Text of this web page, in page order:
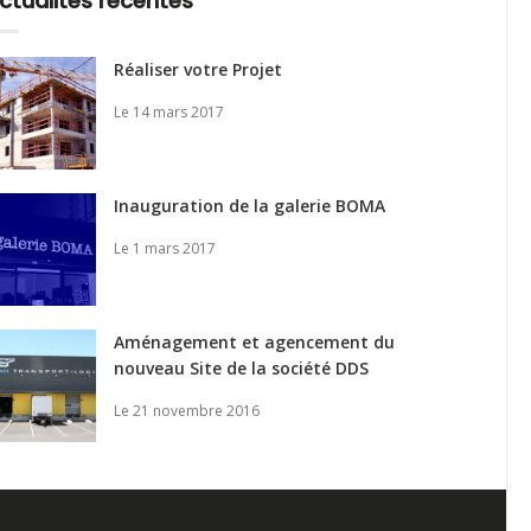
Réaliser votre Projet
Le 14 mars 2017
Inauguration de la galerie BOMA
Le 1 mars 2017
Aménagement et agencement du
nouveau Site de la société DDS
Le 21 novembre 2016